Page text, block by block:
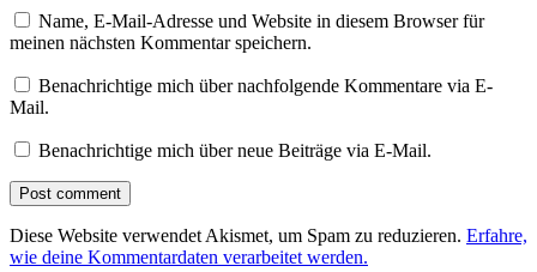
Name, E-Mail-Adresse und Website in diesem Browser für
meinen nächsten Kommentar speichern.
Benachrichtige mich über nachfolgende Kommentare via E-
Mail.
Benachrichtige mich über neue Beiträge via E-Mail.
Diese Website verwendet Akismet, um Spam zu reduzieren. Erfahre,
wie deine Kommentardaten verarbeitet werden.